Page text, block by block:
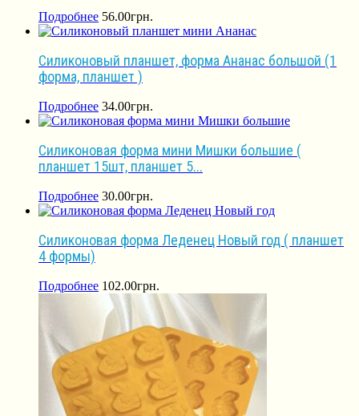
Подробнее 56.00грн.
Силиконовый планшет, форма Ананас большой (1
форма, планшет )
Подробнее 34.00грн.
Силиконовая форма мини Мишки большие (
планшет 15шт, планшет 5...
Подробнее 30.00грн.
Силиконовая форма Леденец Новый год ( планшет
4 формы)
Подробнее 102.00грн.